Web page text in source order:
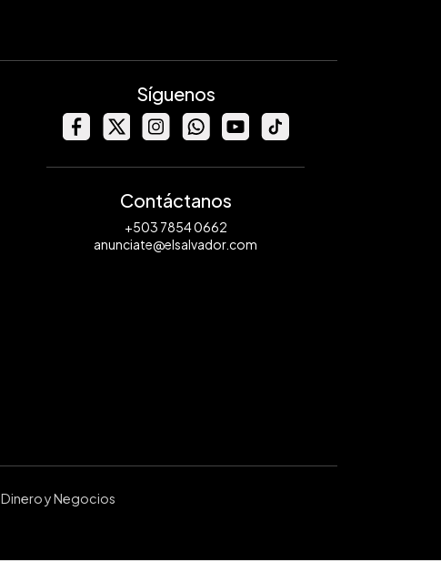
Síguenos
Contáctanos
+503 7854 0662
anunciate@elsalvador.com
Dinero y Negocios